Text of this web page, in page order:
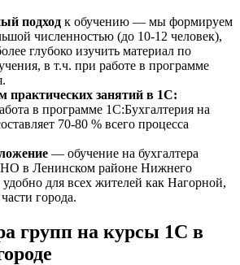
подход к обучению — мы формируем
численностью (до 10-12 человек),
глубоко изучить материал по
в т.ч. при работе в программе
практических занятий в 1С:
в программе 1С:Бухгалтерия на
70-80 % всего процесса
— обучение на бухгалтера
в Ленинском районе Нижнего
для всех жителей как Нагорной,
города.
групп на курсы 1С в